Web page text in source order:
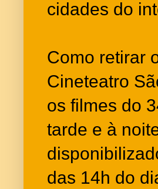
cidades do
Como retirar
Cineteatro
os filmes do
tarde e à
das 14h do